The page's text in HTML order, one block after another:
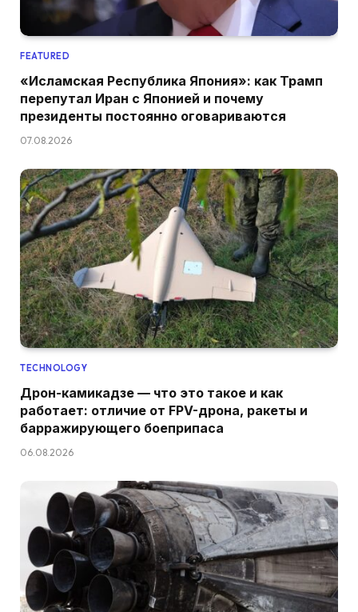
FEATURED
«Исламская Республика Япония»: как Трамп
перепутал Иран с Японией и почему
президенты постоянно оговариваются
07.08.2026
TECHNOLOGY
Дрон-камикадзе — что это такое и как
работает: отличие от FPV-дрона, ракеты и
барражирующего боеприпаса
06.08.2026